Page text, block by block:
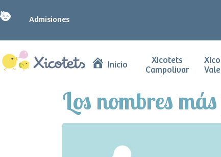
Admisiones
Inicio
Xicotets
Campolivar
Los nombres